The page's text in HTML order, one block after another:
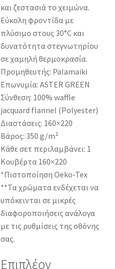
και ζεστασιά το χειμώνα.
Εύκολη φροντίδα με
πλύσιμο στους 30°C και
δυνατότητα στεγνωτηρίου
σε χαμηλή θερμοκρασία.
Προμηθευτής: Palamaiki
Επωνυμία: ASTER GREEN
Σύνθεση: 100% waffle
jacquard flannel (Polyester)
Διαστάσεις: 160×220
Βάρος: 350 g/m²
Κάθε σετ περιλαμβάνει: 1
Κουβέρτα 160×220
*Πιστοποίηση Oeko-Tex
**Τα χρώματα ενδέχεται να
υπόκεινται σε μικρές
διαφοροποιήσεις ανάλογα
με τις ρυθμίσεις της οθόνης
σας.
Επιπλέον